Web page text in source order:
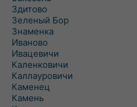
Здитово
Зеленый Бор
Знаменка
Иваново
Ивацевичи
Каленковичи
Каллауровичи
Каменец
Камень